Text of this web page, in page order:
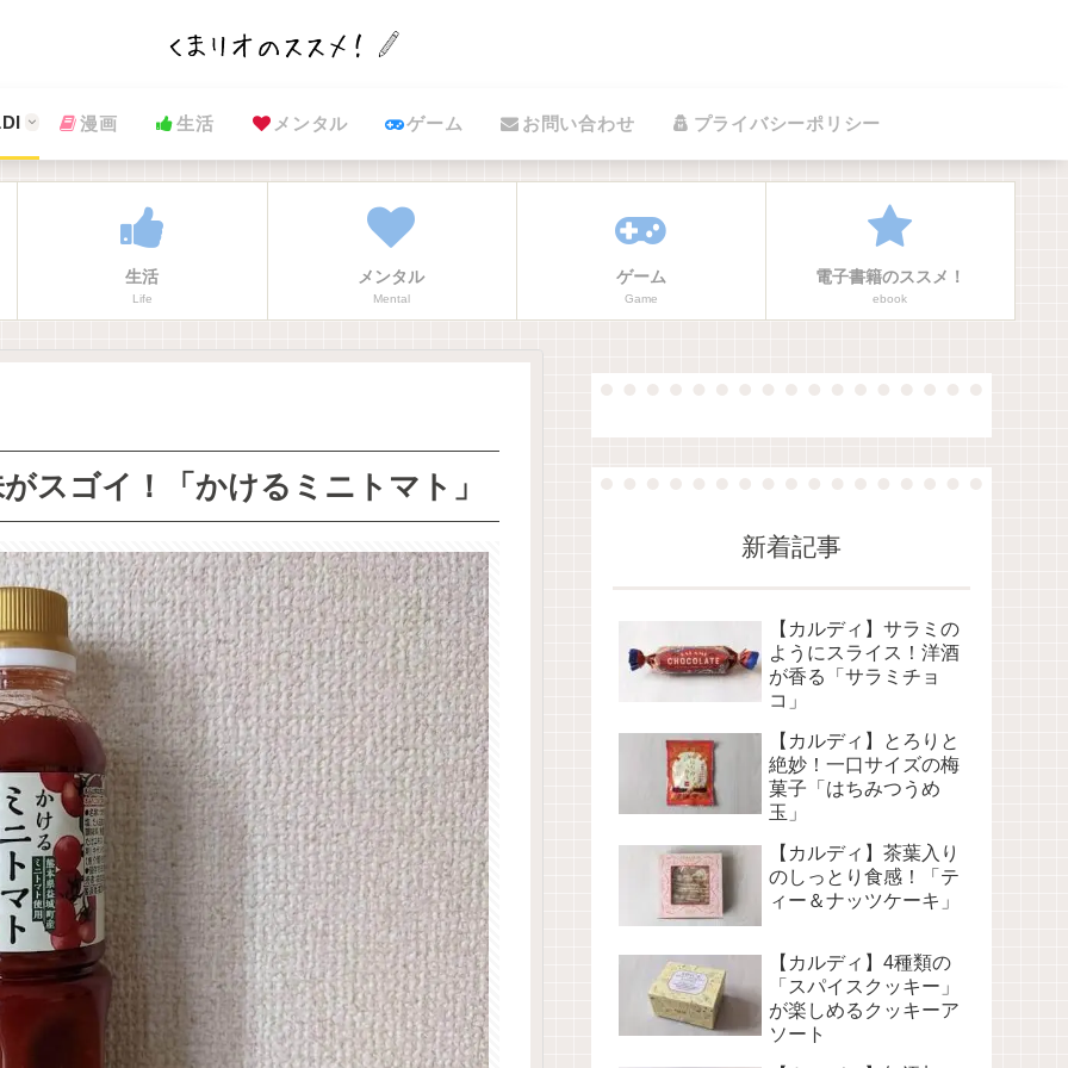
漫画 生活 メンタル ゲーム お問い合わせ プライバシーポリシー
生活
Life
メンタル
Mental
ゲーム
Game
電子書籍のススメ！
ebook
スゴイ！「かけるミニトマト」
新着記事
【カルディ】サラミの
ようにスライス！洋酒
が香る「サラミチョ
コ」
【カルディ】とろりと
絶妙！一口サイズの梅
菓子「はちみつうめ
玉」
【カルディ】茶葉入り
のしっとり食感！「テ
ィー＆ナッツケーキ」
【カルディ】4種類の
「スパイスクッキー」
が楽しめるクッキーア
ソート